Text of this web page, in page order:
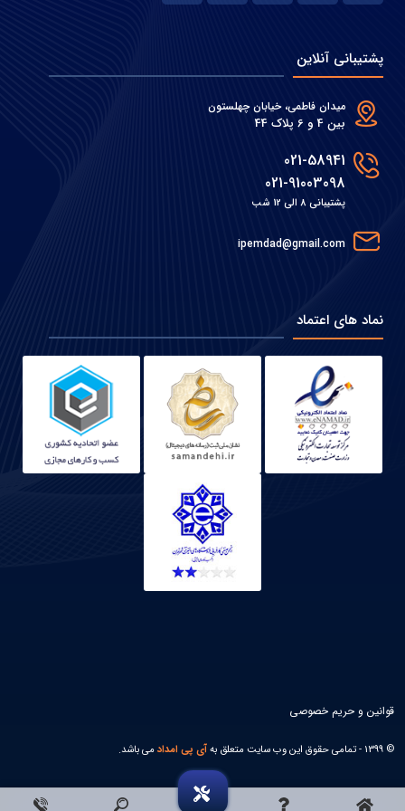
پشتیبانی آنلاین
میدان فاطمی، خیابان چهلستون
بین 4 و 6 پلاک 44
021-58941
021-91003098
پشتیبانی 8 الی 12 شب
ipemdad@gmail.com
نماد های اعتماد
© 1399 - تمامی حقوق این وب سایت متعلق به آی پی امدادمی باشد.
قوانین و حریم خصوصی